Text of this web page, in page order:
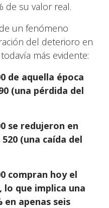
de su valor real.
un fenómeno
del deterioro en
más evidente:
de aquella época
(una pérdida del
se redujeron en
(una caída del
compran hoy el
lo que implica una
en apenas seis